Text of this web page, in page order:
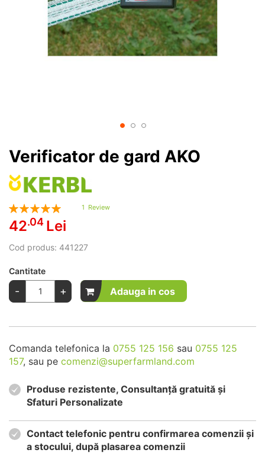
Verificator de gard AKO
Rating:
100
% of 100
1 Review
42.04 Lei
Cod produs: 441227
Cantitate
- + Adauga in cos
Comanda telefonica la 0755 125 156 sau 0755 125
157, sau pe comenzi@superfarmland.com
Produse rezistente, Consultanță gratuită și
Sfaturi Personalizate
Contact telefonic pentru confirmarea comenzii și
a stocului, după plasarea comenzii